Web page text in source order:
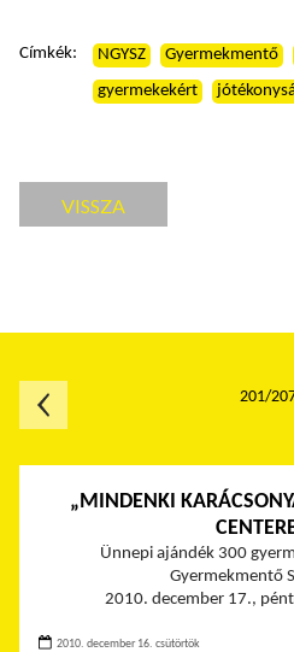
Címkék: NGYSZ Gyermekmentő
gyermekekért
VISSZA
„MINDENKI
Ünnepi ajándék 300
Gyermekmentő
2010. december 17.,
2010. december 16. csütörtök
201/